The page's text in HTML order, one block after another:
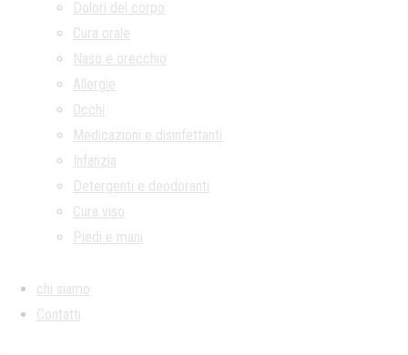
Dolori del corpo
Cura orale
Naso e orecchio
Allergie
Occhi
Medicazioni e disinfettanti
Infanzia
Detergenti e deodoranti
Cura viso
Piedi e mani
chi siamo
Contatti